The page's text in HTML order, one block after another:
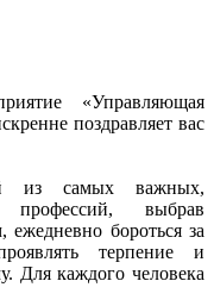
«Управляющая
поздравляет вас
из самых важных,
выбрав
бороться за
терпение и
Для каждого человека